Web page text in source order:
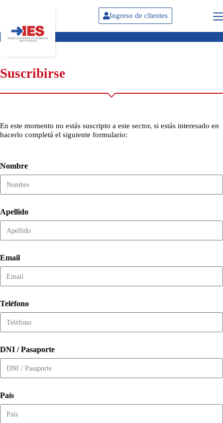
Ingreso de clientes
Suscribirse
En este momento no estás suscripto a este sector, si estás interesado en
hacerlo completá el siguiente formulario:
Nombre
Apellido
Email
Teléfono
DNI / Pasaporte
País